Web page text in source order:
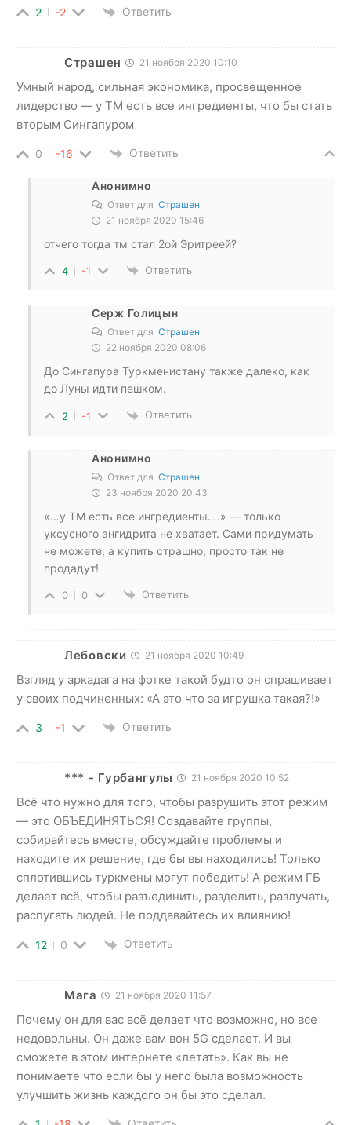
2 -2 Ответить
Страшен 21 ноября 2020 10:10
Умный народ, сильная экономика, просвещенное
лидерство — у ТМ есть все ингредиенты, что бы стать
вторым Сингапуром
0 -16 Ответить
Анонимно
Ответ для Страшен
21 ноября 2020 15:46
отчего тогда тм стал 2ой Эритреей?
4 -1 Ответить
Серж Голицын
Ответ для Страшен
22 ноября 2020 08:06
До Сингапура Туркменистану также далеко, как
до Луны идти пешком.
2 -1 Ответить
Анонимно
Ответ для Страшен
23 ноября 2020 20:43
«…у ТМ есть все ингредиенты….» — только
уксусного ангидрита не хватает. Сами придумать
не можете, а купить страшно, просто так не
продадут!
0 0 Ответить
Лебовски 21 ноября 2020 10:49
Взгляд у аркадага на фотке такой будто он спрашивает
у своих подчиненных: «А это что за игрушка такая?!»
3 -1 Ответить
*** - Гурбангулы 21 ноября 2020 10:52
Всё что нужно для того, чтобы разрушить этот режим
— это ОБЪЕДИНЯТЬСЯ! Создавайте группы,
собирайтесь вместе, обсуждайте проблемы и
находите их решение, где бы вы находились! Только
сплотившись туркмены могут победить! А режим ГБ
делает всё, чтобы разъединить, разделить, разлучать,
распугать людей. Не поддавайтесь их влиянию!
12 0 Ответить
Мага 21 ноября 2020 11:57
Почему он для вас всё делает что возможно, но все
недовольны. Он даже вам вон 5G сделает. И вы
сможете в этом интернете «летать». Как вы не
понимаете что если бы у него была возможность
улучшить жизнь каждого он бы это сделал.